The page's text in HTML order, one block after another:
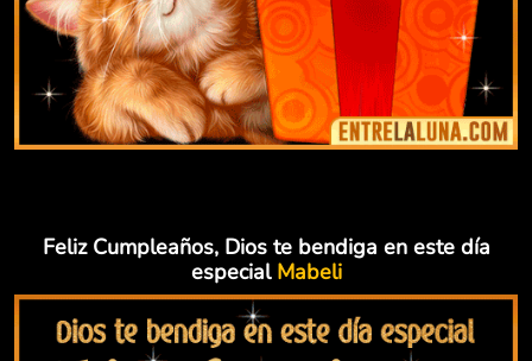
Feliz Cumpleaños, Dios te bendiga en este día
especial Mabeli